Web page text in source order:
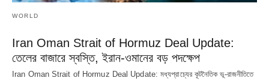
WORLD
Iran Oman Strait of Hormuz Deal Update:
তেলের বাজারে স্বস্তি, ইরান-ওমানের বড় পদক্ষেপ
Iran Oman Strait of Hormuz Deal Update: মধ্যপ্রাচ্যের কূটনৈতিক ভূ-রাজনীতিতে